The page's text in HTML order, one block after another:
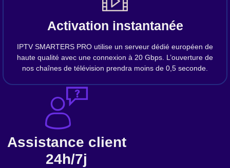
Activation instantanée
IPTV SMARTERS PRO utilise un serveur dédié européen de
haute qualité avec une connexion à 20 Gbps. L’ouverture de
nos chaînes de télévision prendra moins de 0,5 seconde.
Assistance client
24h/7j